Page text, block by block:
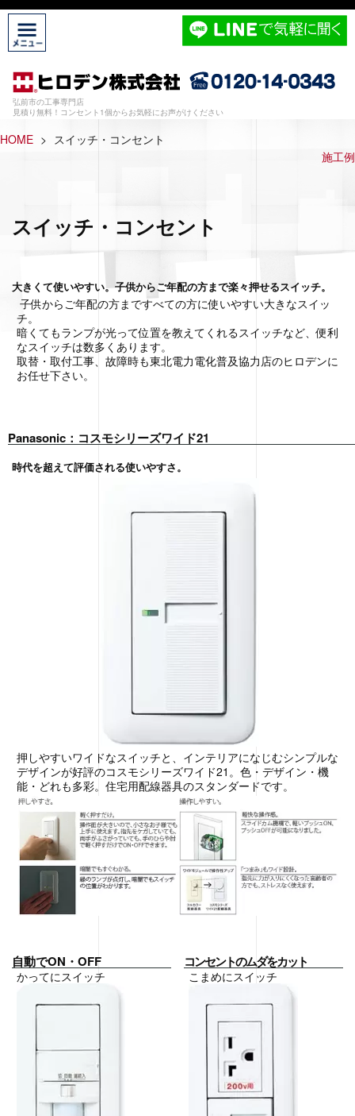
弘前市の工事専門店
見積り無料！コンセント1個からお気軽にお声がけください
HOME > スイッチ・コンセント
施工例
スイッチ・コンセント
大きくて使いやすい。子供からご年配の方まで楽々押せるスイッチ。
子供からご年配の方まですべての方に使いやすい大きなスイッ
チ。
暗くてもランプが光って位置を教えてくれるスイッチなど、便利
なスイッチは数多くあります。
取替・取付工事、故障時も東北電力電化普及協力店のヒロデンに
お任せ下さい。
Panasonic：コスモシリーズワイド21
時代を超えて評価される使いやすさ。
押しやすいワイドなスイッチと、インテリアになじむシンプルな
デザインが好評のコスモシリーズワイド21。色・デザイン・機
能・どれも多彩。住宅用配線器具のスタンダードです。
自動でON・OFF
かってにスイッチ
コンセントのムダをカット
こまめにスイッチ